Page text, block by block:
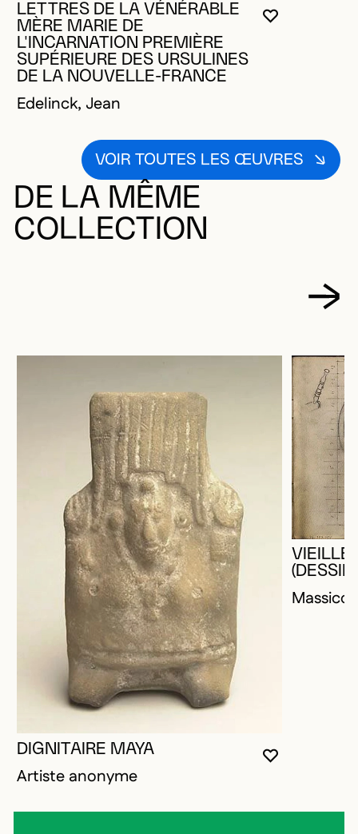
VOUS
FERMER
OUVRIR LA
LETTRES DE LA VÉNÉRABLE
MÈRE MARIE DE
L'INCARNATION PREMIÈRE
SUPÉRIEURE DES URSULINES
DE LA NOUVELLE-FRANCE
Edelinck, Jean
VOIR TOUTES LES ŒUVRES
DE LA MÊME
COLLECTION
VOUS
FERMER
OUVRIR LA
DIGNITAIRE MAYA
Artiste anonyme
VIEILLE